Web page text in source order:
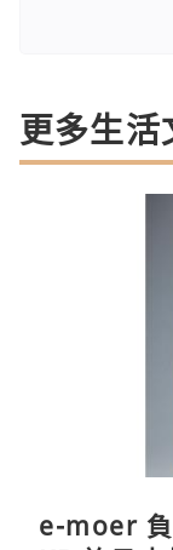
更多生活
e-moer 負